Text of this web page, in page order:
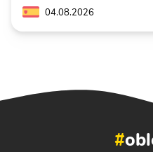
04.08.2026
#